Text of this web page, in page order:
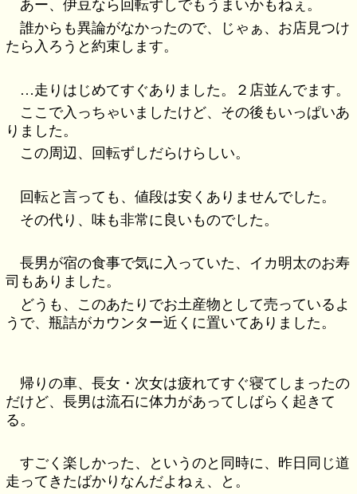
あー、伊豆なら回転ずしでもうまいかもねぇ。
誰からも異論がなかったので、じゃぁ、お店見つけ
たら入ろうと約束します。
…走りはじめてすぐありました。２店並んでます。
ここで入っちゃいましたけど、その後もいっぱいあ
りました。
この周辺、回転ずしだらけらしい。
回転と言っても、値段は安くありませんでした。
その代り、味も非常に良いものでした。
長男が宿の食事で気に入っていた、イカ明太のお寿
司もありました。
どうも、このあたりでお土産物として売っているよ
うで、瓶詰がカウンター近くに置いてありました。
帰りの車、長女・次女は疲れてすぐ寝てしまったの
だけど、長男は流石に体力があってしばらく起きて
る。
すごく楽しかった、というのと同時に、昨日同じ道
走ってきたばかりなんだよねぇ、と。